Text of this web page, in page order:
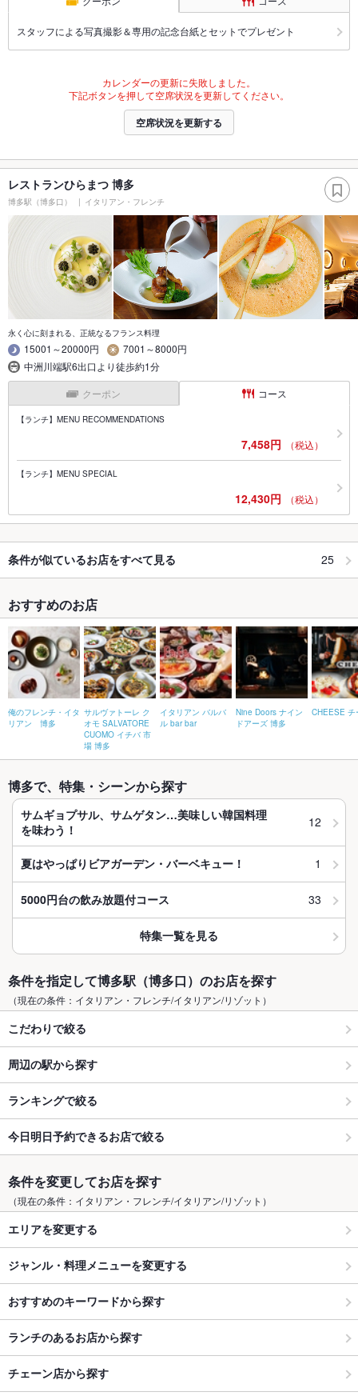
スタッフによる写真撮影＆専用の記念台紙とセットでプレゼント
カレンダーの更新に失敗しました。
下記ボタンを押して空席状況を更新してください。
空席状況を更新する
レストランひらまつ 博多
博多駅（博多口） イタリアン・フレンチ
永く心に刻まれる、正統なるフランス料理
15001～20000円
7001～8000円
中洲川端駅6出口より徒歩約1分
クーポン コース
【ランチ】MENU RECOMMENDATIONS
7,458円 （税込）
【ランチ】MENU SPECIAL
12,430円 （税込）
条件が似ているお店をすべて見る 25
おすすめのお店
俺のフレンチ・イタ
リアン 博多
サルヴァトーレ ク
オモ SALVATORE
CUOMO イチバ 市
場 博多
イタリアン バルバ
ル bar bar
Nine Doors ナイン
ドアーズ 博多
CHEESE チ
博多で、特集・シーンから探す
サムギョプサル、サムゲタン…美味しい韓国料理
を味わう！
12
夏はやっぱりビアガーデン・バーベキュー！ 1
5000円台の飲み放題付コース 33
特集一覧を見る
条件を指定して博多駅（博多口）のお店を探す
（現在の条件：イタリアン・フレンチ/イタリアン/リゾット）
こだわりで絞る
周辺の駅から探す
ランキングで絞る
今日明日予約できるお店で絞る
条件を変更してお店を探す
（現在の条件：イタリアン・フレンチ/イタリアン/リゾット）
エリアを変更する
ジャンル・料理メニューを変更する
おすすめのキーワードから探す
ランチのあるお店から探す
チェーン店から探す